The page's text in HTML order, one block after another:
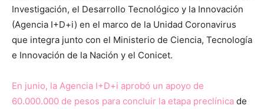
Investigación, el Desarrollo Tecnológico y la Innovación
(Agencia I+D+i) en el marco de la Unidad Coronavirus
que integra junto con el Ministerio de Ciencia, Tecnología
e Innovación de la Nación y el Conicet.
En junio, la Agencia I+D+i aprobó un apoyo de
60.000.000 de pesos para concluir la etapa preclínica de